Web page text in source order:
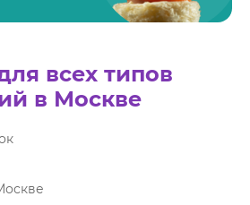
всех типов
в Москве